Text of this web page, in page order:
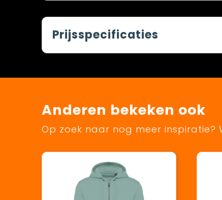
Prijsspecificaties
Anderen bekeken ook
Op zoek naar nog meer inspiratie?